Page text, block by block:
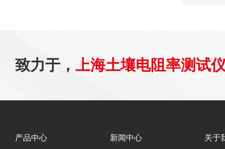
致力于， 上海土壤电阻率测试
产品中心 新闻中心 关于